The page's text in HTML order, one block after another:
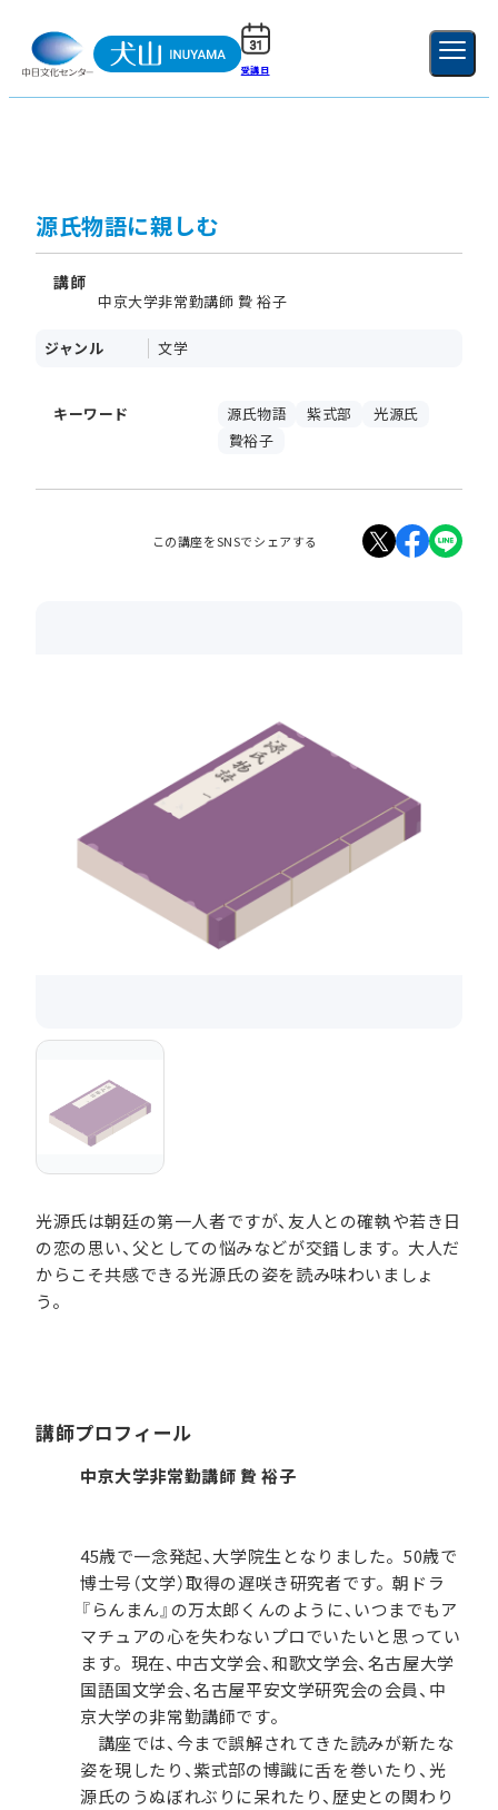
受講日 新規登録
源氏物語に親しむ
講師
中京大学非常勤講師 贄 裕子
ジャンル 文学
キーワード 源氏物語 紫式部
光源氏
贄裕子
この講座をSNSでシェアする
光源氏は朝廷の第一人者ですが、友人との確執や若き日
の恋の思い、父としての悩みなどが交錯します。大人だ
からこそ共感できる光源氏の姿を読み味わいましょ
う。
講師プロフィール
中京大学非常勤講師 贄 裕子
45歳で一念発起、大学院生となりました。50歳で
博士号（文学）取得の遅咲き研究者です。朝ドラ
『らんまん』の万太郎くんのように、いつまでもア
マチュアの心を失わないプロでいたいと思ってい
ます。現在、中古文学会、和歌文学会、名古屋大学
国語国文学会、名古屋平安文学研究会の会員、中
京大学の非常勤講師です。
講座では、今まで誤解されてきた読みが新たな
姿を現したり、紫式部の博識に舌を巻いたり、光
源氏のうぬぼれぶりに呆れたり、歴史との関わり